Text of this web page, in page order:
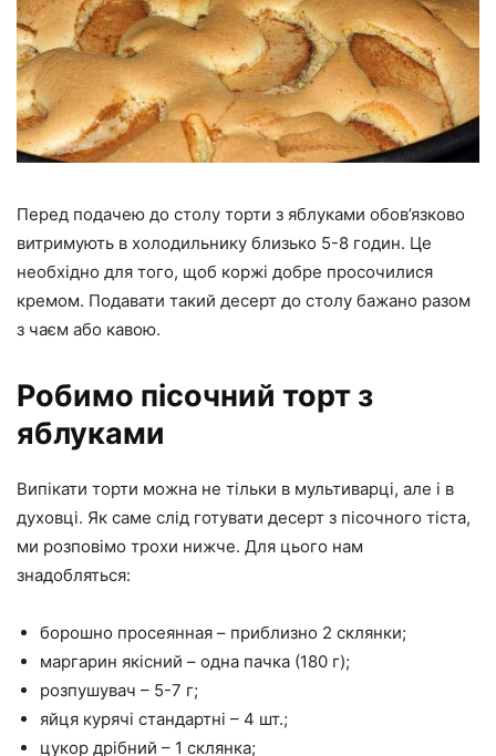
Перед подачею до столу торти з яблуками обов’язково
витримують в холодильнику близько 5-8 годин. Це
необхідно для того, щоб коржі добре просочилися
кремом. Подавати такий десерт до столу бажано разом
з чаєм або кавою.
Робимо пісочний торт з
яблуками
Випікати торти можна не тільки в мультиварці, але і в
духовці. Як саме слід готувати десерт з пісочного тіста,
ми розповімо трохи нижче. Для цього нам
знадобляться:
борошно просеянная – приблизно 2 склянки;
маргарин якісний – одна пачка (180 г);
розпушувач – 5-7 г;
яйця курячі стандартні – 4 шт.;
цукор дрібний – 1 склянка;